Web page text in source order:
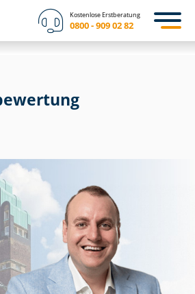
Kostenlose Erstberatung
0800 - 909 02 82